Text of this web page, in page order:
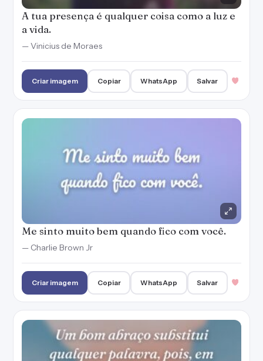
A tua presença é qualquer coisa como a luz e
a vida.
— Vinicius de Moraes
Criar imagem Copiar WhatsApp Salvar
Me sinto muito bem quando fico com você.
— Charlie Brown Jr
Criar imagem Copiar WhatsApp Salvar